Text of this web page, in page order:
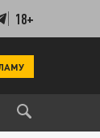
18+